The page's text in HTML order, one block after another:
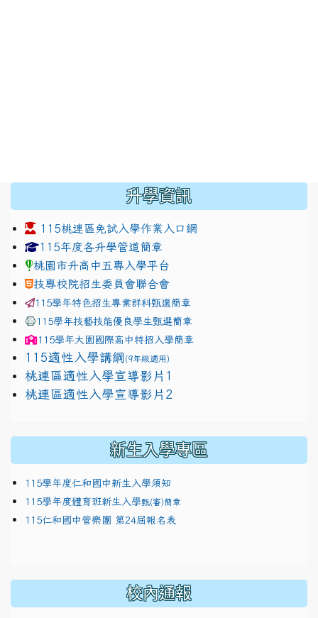
升學資訊
115桃連區免試入學作業入口網
link to https://www.jhjhs.tyc.edu.tw/modules/
115年度各升學管道簡章
桃園市升高中五專入學平台
技專校院招生委員會聯合會
115學年特色招生專業群科甄選簡章
115學年技藝技能優良學生甄選簡章
115學年大園國際高中特招入學簡章
115適性入學講綱 (9年級適用)
link to https://docs.google.com/presentation/d/
桃連區適性入學宣導影片1
link to https://docs.google.com/presentation/d/
桃連區適性入學宣導影片2
新生入學專區
115學年度仁和國中新生入學須知
115學年度體育班新生入學甄(審)簡章
115仁和國中管樂團 第24屆報名表
校內通報